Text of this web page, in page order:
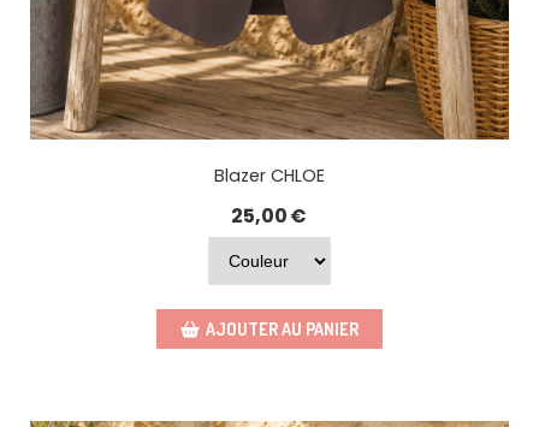
Blazer CHLOE
25,00€
AJOUTER AU PANIER